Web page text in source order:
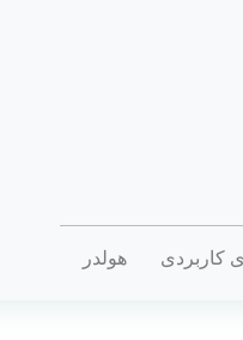
کاربردی هولدر